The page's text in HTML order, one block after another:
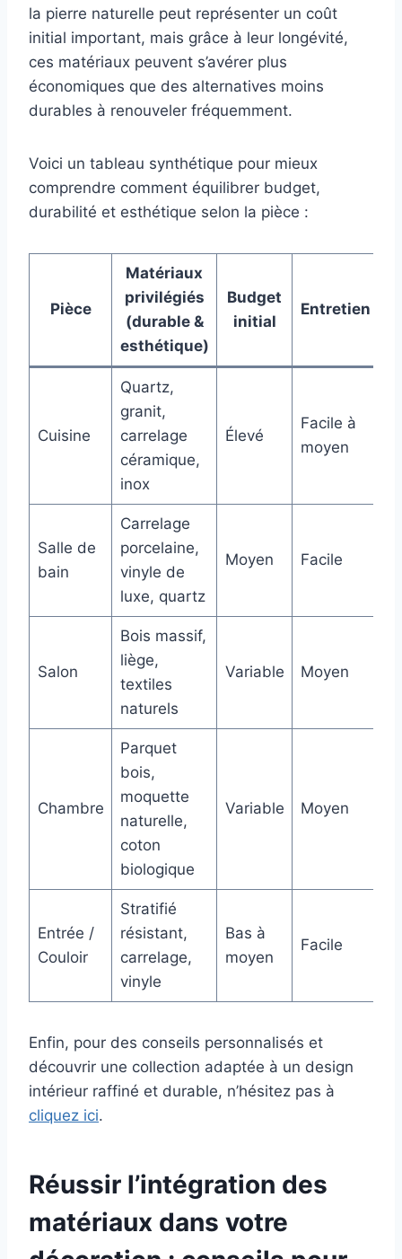
la pierre naturelle peut représenter un coût
initial important, mais grâce à leur longévité,
ces matériaux peuvent s’avérer plus
économiques que des alternatives moins
durables à renouveler fréquemment.
Voici un tableau synthétique pour mieux
comprendre comment équilibrer budget,
durabilité et esthétique selon la pièce :
Pièce
Matériaux
privilégiés
(durable &
esthétique)
Budget
initial
Entretien
Cuisine
Quartz,
granit,
carrelage
céramique,
inox
Élevé
Facile à
moyen
Salle de
bain
Carrelage
porcelaine,
vinyle de
luxe, quartz
Moyen Facile
Salon
Bois massif,
liège,
textiles
naturels
Variable Moyen
Chambre
Parquet
bois,
moquette
naturelle,
coton
biologique
Variable Moyen
Entrée /
Couloir
Stratifié
résistant,
carrelage,
vinyle
Bas à
moyen
Facile
Enfin, pour des conseils personnalisés et
découvrir une collection adaptée à un design
intérieur raffiné et durable, n’hésitez pas à
cliquez ici.
Réussir l’intégration des
matériaux dans votre